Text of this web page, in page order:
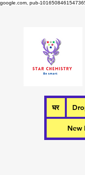
google.com, pub-
घर
New